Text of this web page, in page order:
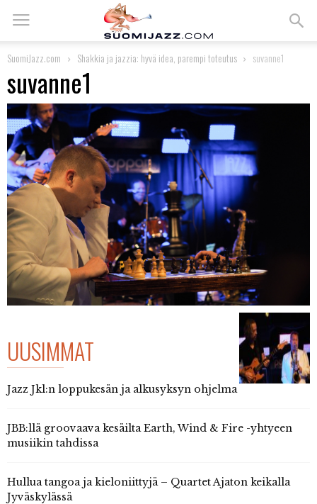
SuomiJazz.com Shakkia ja jazzia: hyvä idea, parempi toteutus suvanne1
suvanne1
UUSIMMAT
Jazz Jkl:n loppukesän ja alkusyksyn ohjelma
JBB:llä groovaava kesäilta Earth, Wind & Fire -yhtyeen
musiikin tahdissa
Hullua tangoa ja kieloniittyjä – Quartet Ajaton keikalla
Jyväskylässä